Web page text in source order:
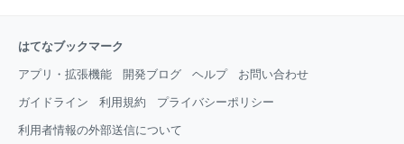
はてなブックマーク
アプリ・拡張機能 開発ブログ ヘルプ お問い合わせ
ガイドライン 利用規約 プライバシーポリシー
利用者情報の外部送信について